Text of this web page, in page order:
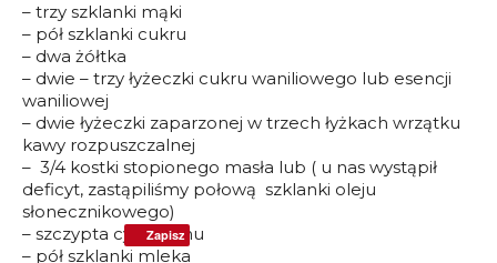
– trzy szklanki mąki
– pół szklanki cukru
– dwa żółtka
– dwie – trzy łyżeczki cukru waniliowego lub esencji
waniliowej
– dwie łyżeczki zaparzonej w trzech łyżkach wrzątku
kawy rozpuszczalnej
– 3/4 kostki stopionego masła lub ( u nas wystąpił
deficyt, zastąpiliśmy połową szklanki oleju
słonecznikowego)
– szczypta cynamonu
– pół szklanki mleka
Zapisz